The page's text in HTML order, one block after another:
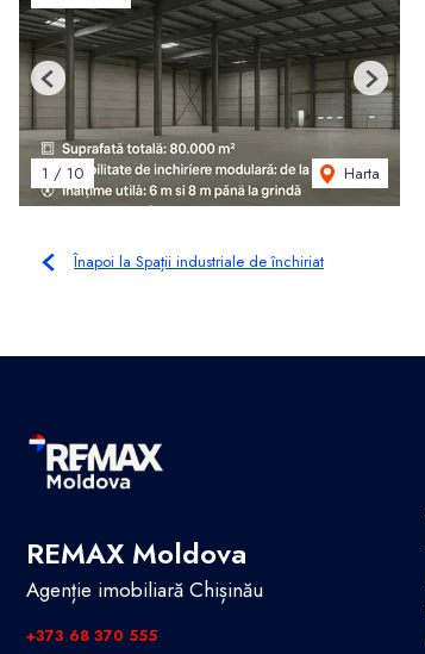
1 / 10 Harta
Previous Next
Înapoi la Spații industriale de închiriat
REMAX Moldova
Agenție imobiliară Chișinău
+373 68 370 555